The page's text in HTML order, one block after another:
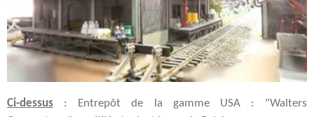
Ci-dessus : Entrepôt de la gamme USA : "Walters